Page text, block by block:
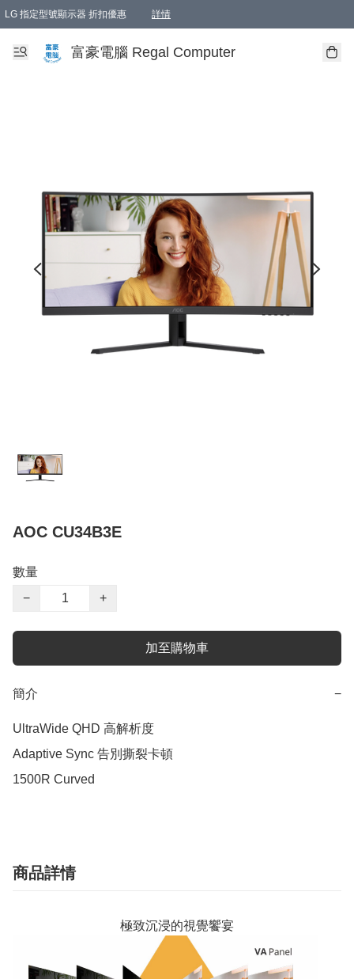
LG 指定型號顯示器 折扣優惠 詳情
富豪電腦 Regal Computer
AOC CU34B3E
數量
−
+
加至購物車
簡介 −
UltraWide QHD 高解析度
Adaptive Sync 告別撕裂卡頓
1500R Curved
商品詳情
極致沉浸的視覺饗宴